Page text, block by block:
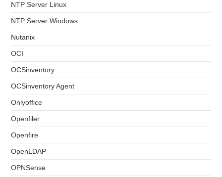
NTP Server Linux
NTP Server Windows
Nutanix
OCI
OCSinventory
OCSinventory Agent
Onlyoffice
Openfiler
Openfire
OpenLDAP
OPNSense